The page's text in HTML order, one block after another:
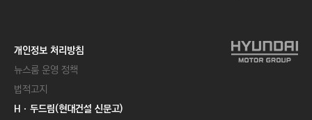
개인정보 처리방침
뉴스룸 운영 정책
법적고지
Hㆍ두드림(현대건설 신문고)